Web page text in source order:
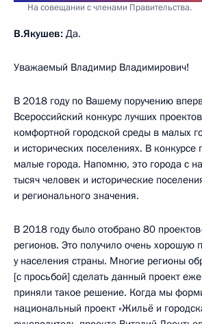
На совещании с членами Правительства.
В.Якушев: Да.
Уважаемый Владимир Владимирович!
В 2018 году по Вашему поручению
Всероссийский конкурс лучших
комфортной городской среды в малых
и исторических поселениях. В конкурсе
малые города. Напомню, это города с
тысяч человек и исторические
и регионального значения.
В 2018 году было отобрано 80
регионов. Это получило очень хорошую
у населения страны. Многие регионы
[с просьбой] сделать данный проект
приняли такое решение. Когда мы
национальный проект «Жильё и